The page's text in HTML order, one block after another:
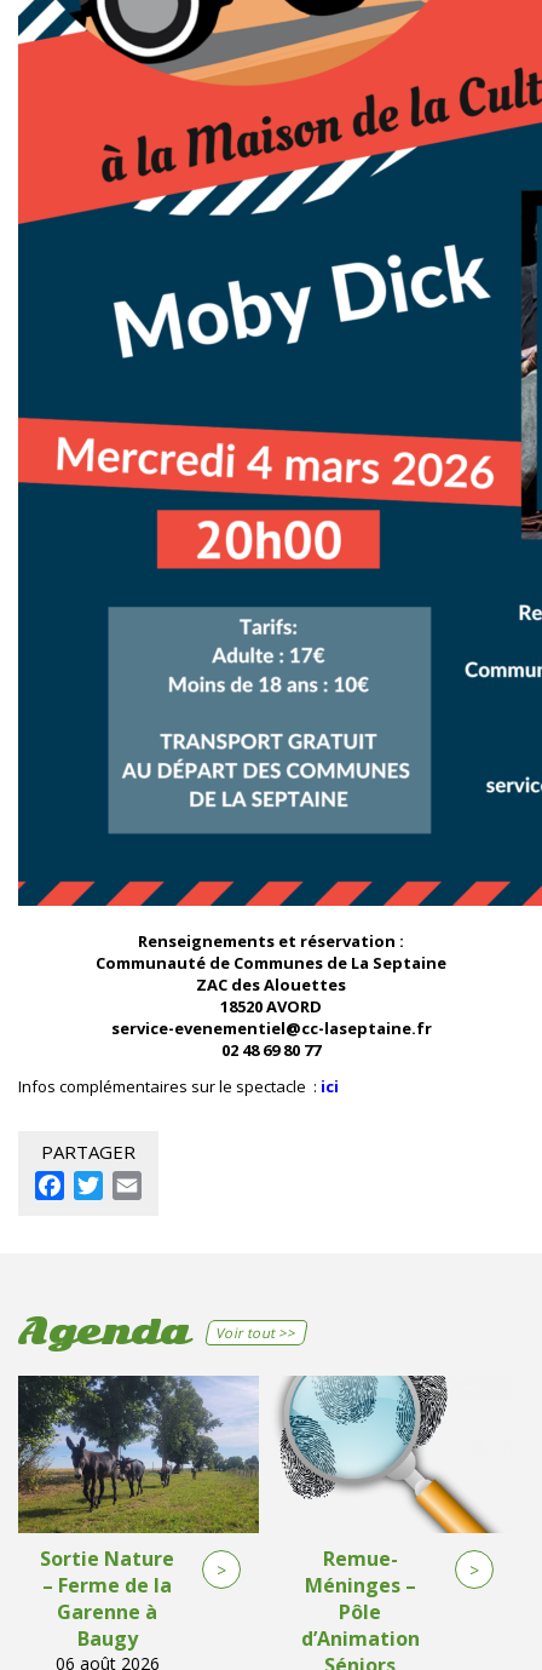
Renseignements et réservation :
Communauté de Communes de La Septaine
ZAC des Alouettes
18520 AVORD
service-evenementiel@cc-laseptaine.fr
02 48 69 80 77
Infos complémentaires sur le spectacle : ici
PARTAGER
FacebookTwitter
Agenda Voir tout >>
Sortie Nature
– Ferme de la
Garenne à
Baugy
06 août 2026
>
Remue-
Méninges –
Pôle
d’Animation
>